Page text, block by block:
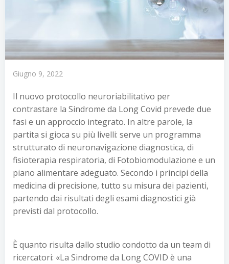
Giugno 9, 2022
Il nuovo protocollo neuroriabilitativo per
contrastare la Sindrome da Long Covid prevede due
fasi e un approccio integrato. In altre parole, la
partita si gioca su più livelli: serve un programma
strutturato di neuronavigazione diagnostica, di
fisioterapia respiratoria, di Fotobiomodulazione e un
piano alimentare adeguato. Secondo i principi della
medicina di precisione, tutto su misura dei pazienti,
partendo dai risultati degli esami diagnostici già
previsti dal protocollo.
È quanto risulta dallo studio condotto da un team di
ricercatori: «La Sindrome da Long COVID è una